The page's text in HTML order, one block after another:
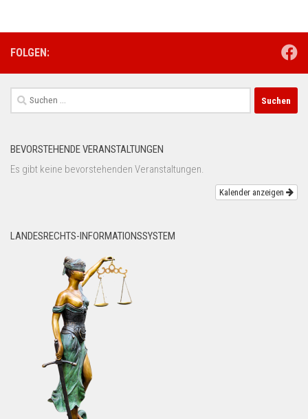
FOLGEN:
Suchen
nach:
BEVORSTEHENDE VERANSTALTUNGEN
Es gibt keine bevorstehenden Veranstaltungen.
Kalender anzeigen
LANDESRECHTS-INFORMATIONSSYSTEM